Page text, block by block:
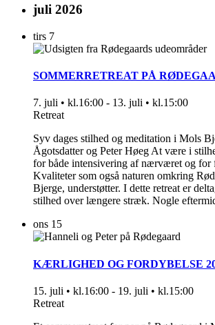
juli 2026
tirs 7
SOMMERRETREAT PÅ
7. juli • kl.16:00 - 13. juli • kl.15:00
Retreat
Syv dages stilhed og meditation i Mols
Ågotsdatter og Peter Høeg At være i
for både intensivering af nærværet og for
Kvaliteter som også naturen omkring
Bjerge, understøtter. I dette retreat er
stilhed over længere stræk. Nogle
ons 15
KÆRLIGHED OG FORDYBELSE
15. juli • kl.16:00 - 19. juli • kl.15:00
Retreat